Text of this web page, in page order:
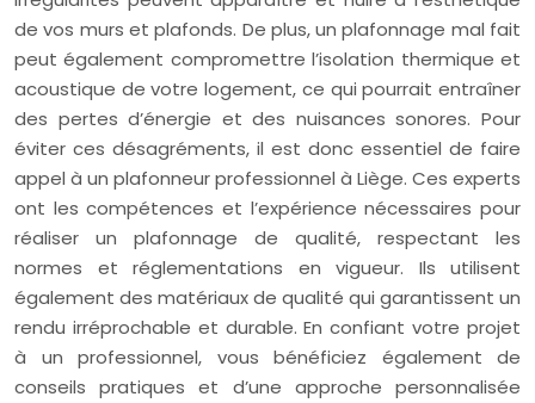
de vos murs et plafonds. De plus, un plafonnage mal fait
peut également compromettre l’isolation thermique et
acoustique de votre logement, ce qui pourrait entraîner
des pertes d’énergie et des nuisances sonores. Pour
éviter ces désagréments, il est donc essentiel de faire
appel à un plafonneur professionnel à Liège. Ces experts
ont les compétences et l’expérience nécessaires pour
réaliser un plafonnage de qualité, respectant les
normes et réglementations en vigueur. Ils utilisent
également des matériaux de qualité qui garantissent un
rendu irréprochable et durable. En confiant votre projet
à un professionnel, vous bénéficiez également de
conseils pratiques et d’une approche personnalisée